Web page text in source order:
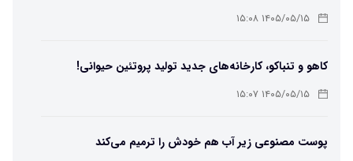
ممکن شد
۱۴۰۵/۰۵/۱۵ ۱۵:۰۸
کاهو و تنباکو، کارخانه‌های جدید تولید پروتئین حیوانی!
۱۴۰۵/۰۵/۱۵ ۱۵:۰۷
پوست مصنوعی زیر آب هم خودش را ترمیم می‌کند